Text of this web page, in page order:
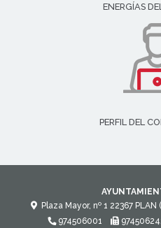
ENERGÍAS
PERFIL DEL
Plaza Mayor, nº 1 22367 PLAN
974506001